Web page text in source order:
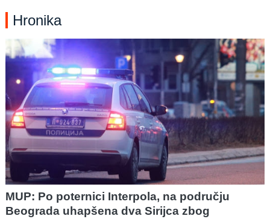
Hronika
MUP: Po poternici Interpola, na području
Beograda uhapšena dva Sirijca zbog